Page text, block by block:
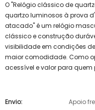
O "Relógio clássico de
quartzo luminosos à prova
atacado" é um relógio
clássico e construção
visibilidade em condições
maior comodidade. Como
acessível e valor para quem
Envio:
Apoio